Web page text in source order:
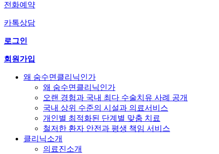
전화예약
카톡상담
로그인
회원가입
왜 숨수면클리닉인가
왜 숨수면클리닉인가
오랜 경험과 국내 최다 수술치유 사례 공개
국내 상위 수준의 시설과 의료서비스
개인별 최적화된 단계별 맞춤 치료
철저한 환자 안전과 평생 책임 서비스
클리닉소개
의료진소개